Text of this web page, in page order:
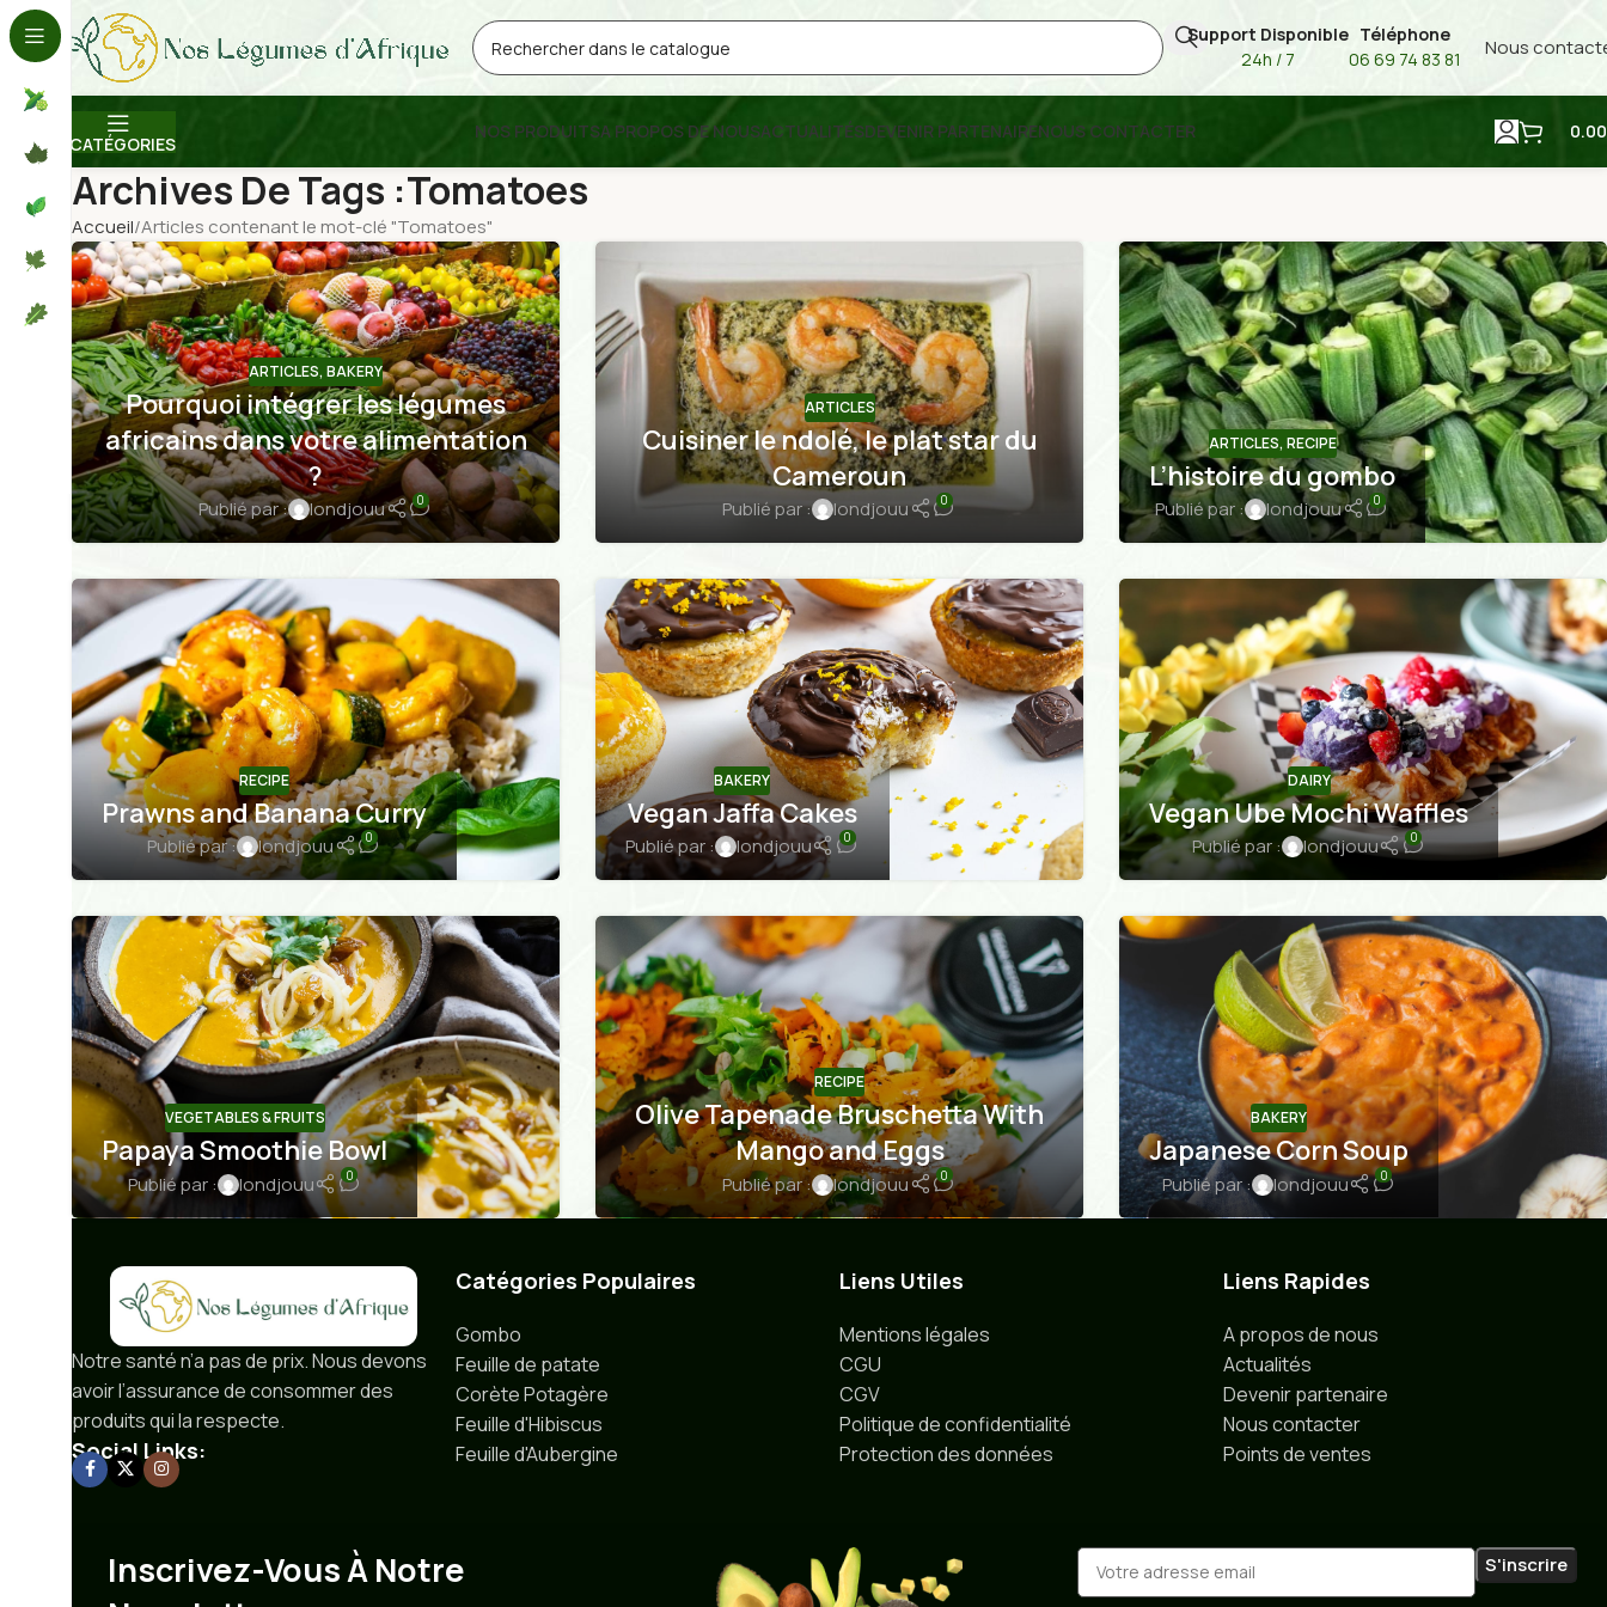
Téléphone:
06 69 74 83 81
Email:
contact@noslegumesdafrique.com
Localisation:
9 rue Séverine, 92130 Issy Les-Moulineaux
Support Disponible
24h / 7
Téléphone
06 69 74 83 81
Nous
CATÉGORIES
NOS PRODUITSA PROPOS DE NOUSACTUALITÉSDEVENIR PARTENAIRENOUS CONTACTER 0.00
Archives De Tags :Tomatoes
Accueil Articles contenant le mot-clé "Tomatoes"
ARTICLES, BAKERY
Pourquoi intégrer les légumes
africains dans votre alimentation
?
Publié par : londjouu 0
ARTICLES
Cuisiner le ndolé, le plat star du
Cameroun
Publié par : londjouu 0
ARTICLES, RECIPE
L’histoire du gombo
Publié par : londjouu 0
RECIPE
Prawns and Banana Curry
Publié par : londjouu 0
BAKERY
Vegan Jaffa Cakes
Publié par : londjouu 0
DAIRY
Vegan Ube Mochi Waffles
Publié par : londjouu 0
VEGETABLES & FRUITS
Papaya Smoothie Bowl
Publié par : londjouu 0
RECIPE
Olive Tapenade Bruschetta With
Mango and Eggs
Publié par : londjouu 0
BAKERY
Japanese Corn Soup
Publié par : londjouu 0
Notre santé n’a pas de prix.Nous devons
avoir l’assurance de consommer des
produits qui la respecte.
Social Links:
Catégories Populaires
Gombo
Feuille de patate
Corète Potagère
Feuille d'Hibiscus
Feuille d'Aubergine
Liens Utiles
Mentions légales
CGU
CGV
Politique de confidentialité
Protection des données
Liens Rapides
A propos de nous
Actualités
Devenir partenaire
Nous contacter
Points de ventes
Inscrivez-Vous À Notre